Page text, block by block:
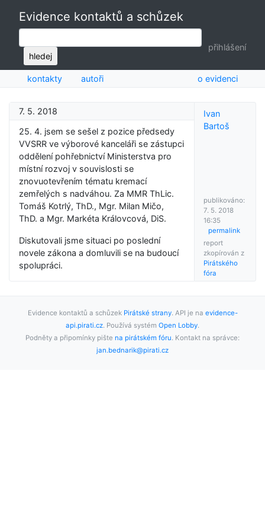
Evidence kontaktů a schůzek
hledej
přihlášení
kontakty autoři o evidenci
7. 5. 2018
25. 4. jsem se sešel z pozice předsedy
VVSRR ve výborové kanceláři se zástupci
oddělení pohřebnictví Ministerstva pro
místní rozvoj v souvislosti se
znovuotevřením tématu kremací
zemřelých s nadváhou. Za MMR ThLic.
Tomáš Kotrlý, ThD., Mgr. Milan Mičo,
ThD. a Mgr. Markéta Královcová, DiS.
Diskutovali jsme situaci po poslední
novele zákona a domluvili se na budoucí
spolupráci.
Ivan
Bartoš
publikováno:
7. 5. 2018
16:35
permalink
report
zkopírován z
Pirátského
fóra
Evidence kontaktů a schůzek Pirátské strany. API je na evidence-
api.pirati.cz. Používá systém Open Lobby.
Podněty a připomínky pište na pirátském fóru. Kontakt na správce:
jan.bednarik@pirati.cz